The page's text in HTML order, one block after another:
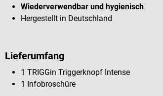
Wiederverwendbar und hygienisch
Hergestellt in Deutschland
Lieferumfang
1 TRIGGin Triggerknopf Intense
1 Infobroschüre